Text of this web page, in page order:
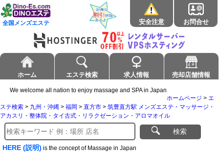
全国メンズエステ 安全注意 お問合せ
ホーム エステ検索 求人情報 売却店舗情報
We welcome all nation to enjoy massage and SPA in Japan
ホームページ > エ
ステ検索 > 九州・沖縄 > 福岡 > 直方市 > 筑豊直方駅 メンズエステ・マッサージ・
アカスリ・整体院・タイ古式・リラクゼーション・アロマオイル
検索
HERE (説明) is the concept of Massage in Japan